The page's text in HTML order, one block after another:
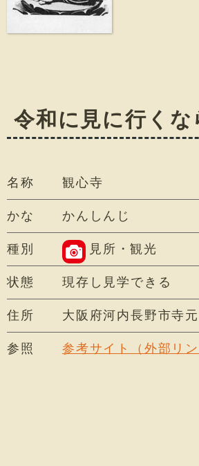
令和に見に行くな
名称 観心寺
かな かんしんじ
種別 見所・観光
状態 現存し見学できる
住所 大阪府河内長野市寺
参照 参考サイト（外部リン